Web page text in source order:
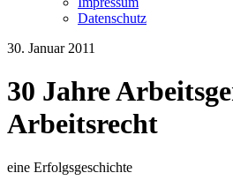
Datenschutz
30. Januar 2011
30 Jahre
Arbeitsrecht
eine Erfolgsgeschichte